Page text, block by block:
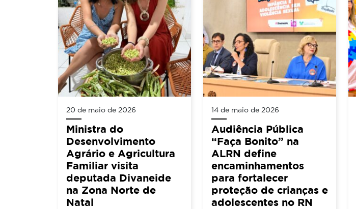
20 de maio de 2026
Ministra do
Desenvolvimento
Agrário e Agricultura
Familiar visita
deputada Divaneide
na Zona Norte de
Natal
14 de maio de 2026
Audiência Pública
“Faça Bonito” na
ALRN define
encaminhamentos
para fortalecer
proteção de crianças e
adolescentes no RN